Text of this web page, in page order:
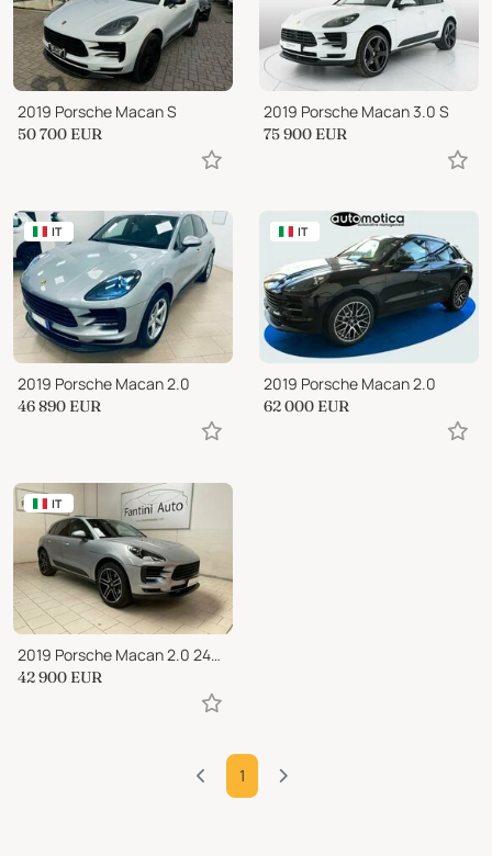
2019 Porsche Macan S
50 700 EUR
2019 Porsche Macan 3.0 S
75 900 EUR
IT
2019 Porsche Macan 2.0
46 890 EUR
IT
2019 Porsche Macan 2.0
62 000 EUR
IT
2019 Porsche Macan 2.0 245cv pdk-LEGGI SOTTO
42 900 EUR
1